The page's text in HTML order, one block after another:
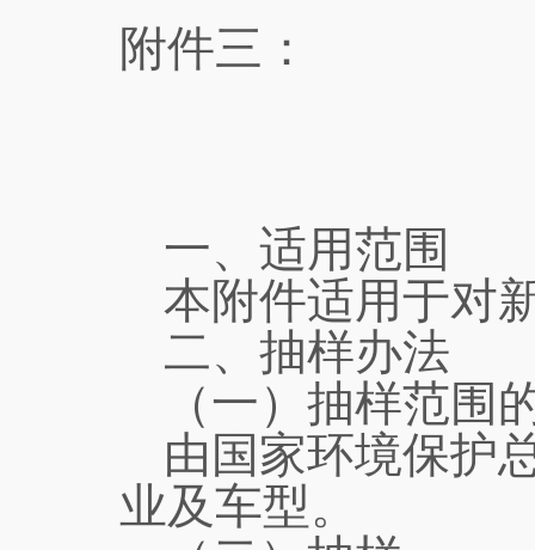
附件三：
一、适用范围
本附件适用于对
二、抽样办法
（一）抽样范围
由国家环境保护
业及车型。